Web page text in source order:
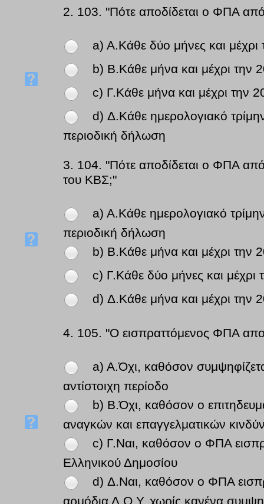
2. 103. "Πότε αποδίδεται ο ΦΠΑ από
a) A.Κάθε δύο μήνες και
b) B.Κάθε μήνα και μέχρι την
c) Γ.Κάθε μήνα και μέχρι την
d) Δ.Κάθε ημερολογιακό
περιοδική δήλωση
3. 104. "Πότε αποδίδεται ο ΦΠΑ από
του ΚΒΣ;"
a) A.Κάθε ημερολογιακό
περιοδική δήλωση
b) B.Κάθε μήνα και μέχρι την
c) Γ.Κάθε δύο μήνες και
d) Δ.Κάθε μήνα και μέχρι την
4. 105. "Ο εισπραττόμενος ΦΠΑ
a) A.Όχι, καθόσον
αντίστοιχη περίοδο
b) B.Όχι, καθόσον ο
αναγκών και επαγγελματικών
c) Γ.Ναι, καθόσον ο ΦΠΑ
Ελληνικού Δημοσίου
d) Δ.Ναι, καθόσον ο ΦΠΑ